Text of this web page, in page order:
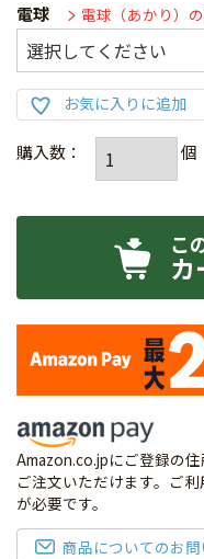
電球 電球（あかり）
カ
Amazon.co.jpにご登録の
ご注文いただけます。ご
が必要です。
商品についてのお